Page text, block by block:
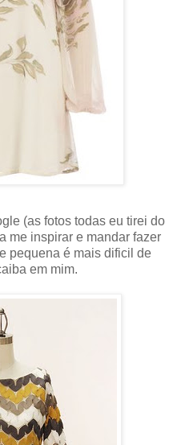
(as fotos todas eu tirei do
me inspirar e mandar fazer
pequena é mais dificil de
em mim.